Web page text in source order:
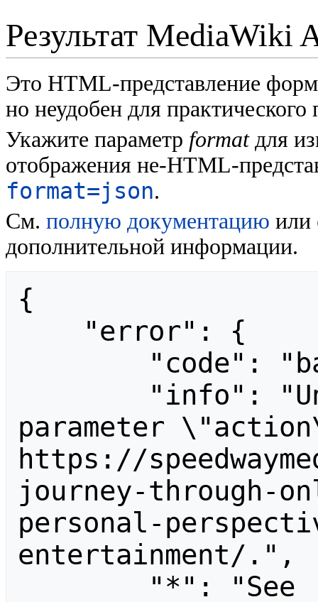
Результат MediaWiki
Это HTML-представление
но неудобен для
Укажите параметр formatдля
отображения не-HTML-
format=json.
См. полную документацию или
дополнительной информации.
{
parameter
https://
journey-through-
personal-
entertainment/.",